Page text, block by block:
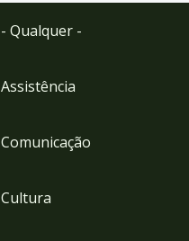
- Qualquer -
Assistência
Comunicação
Cultura